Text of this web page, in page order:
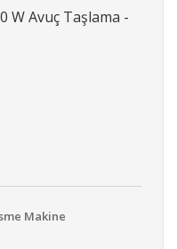
W Avuç Taşlama -
Makine